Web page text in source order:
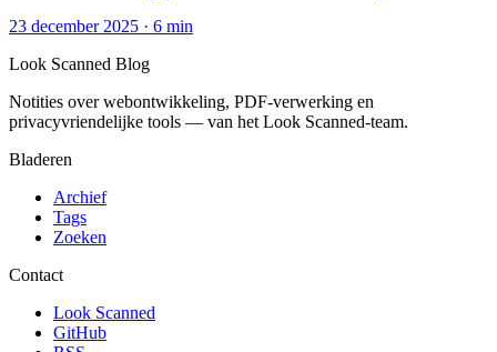
23 december 2025 · 6 min
Look Scanned Blog
Notities over webontwikkeling, PDF-verwerking en
privacyvriendelijke tools — van het Look Scanned-team.
Bladeren
Archief
Tags
Zoeken
Contact
Look Scanned
GitHub